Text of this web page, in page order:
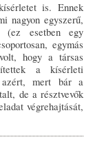
is. Ennek
nagyon egyszerű,
(ez esetben egy
egymás
hogy a társas
a kísérleti
azért, mert bár a
de a résztvevők
végrehajtását,